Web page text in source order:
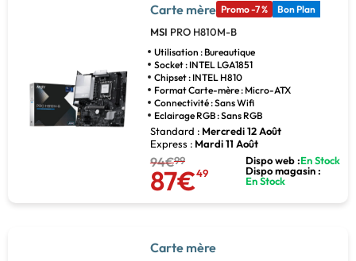
Carte mère Promo -7 % Bon Plan
MSI PRO H810M-B
Utilisation : Bureautique
Socket : INTEL LGA1851
Chipset : INTEL H810
Format Carte-mère : Micro-ATX
Connectivité : Sans Wifi
Eclairage RGB : Sans RGB
Standard : Mercredi 12 Août
Express : Mardi 11 Août
94€99
87€49
Dispo web :En Stock
Dispo magasin :
En Stock
Carte mère